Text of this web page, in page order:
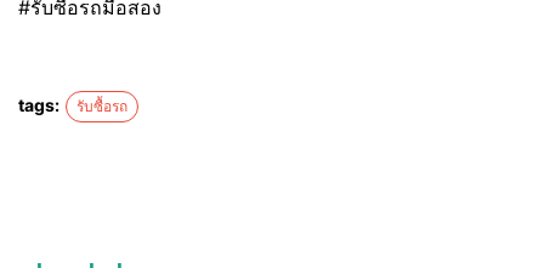
#รับซื้อรถมือสอง
tags: รับซื้อรถ